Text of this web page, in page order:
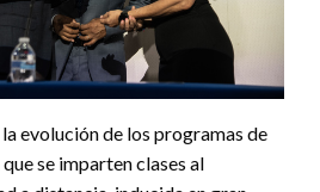
evolución de los programas de
se imparten clases al